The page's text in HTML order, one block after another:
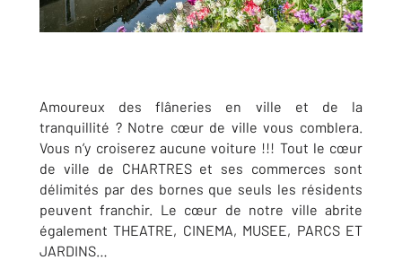
Amoureux des flâneries en ville et de la
tranquillité ? Notre cœur de ville vous comblera.
Vous n’y croiserez aucune voiture !!! Tout le cœur
de ville de CHARTRES et ses commerces sont
délimités par des bornes que seuls les résidents
peuvent franchir. Le cœur de notre ville abrite
également THEATRE, CINEMA, MUSEE, PARCS ET
JARDINS…